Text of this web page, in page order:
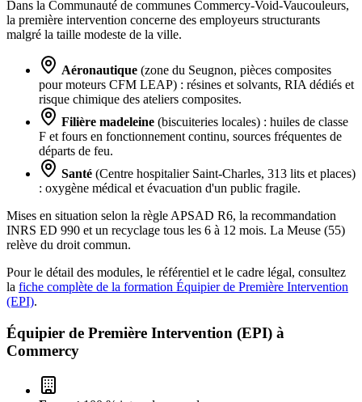
Dans la Communauté de communes Commercy-Void-Vaucouleurs,
la première intervention concerne des employeurs structurants
malgré la taille modeste de la ville.
Aéronautique (zone du Seugnon, pièces composites
pour moteurs CFM LEAP) : résines et solvants, RIA dédiés et
risque chimique des ateliers composites.
Filière madeleine (biscuiteries locales) : huiles de classe
F et fours en fonctionnement continu, sources fréquentes de
départs de feu.
Santé (Centre hospitalier Saint-Charles, 313 lits et places)
: oxygène médical et évacuation d'un public fragile.
Mises en situation selon la règle APSAD R6, la recommandation
INRS ED 990 et un recyclage tous les 6 à 12 mois. La Meuse (55)
relève du droit commun.
Pour le détail des modules, le référentiel et le cadre légal, consultez
la fiche complète de la formation Équipier de Première Intervention
(EPI).
Équipier de Première Intervention (EPI) à
Commercy